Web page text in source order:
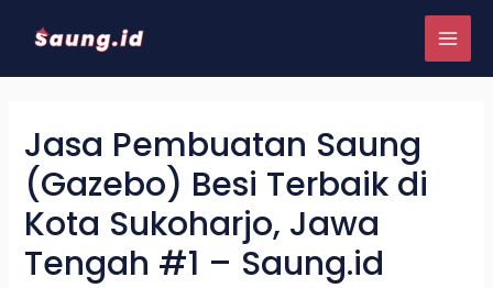
Jasa Pembuatan Saung
(Gazebo) Besi Terbaik di
Kota Sukoharjo, Jawa
Tengah #1 – Saung.id